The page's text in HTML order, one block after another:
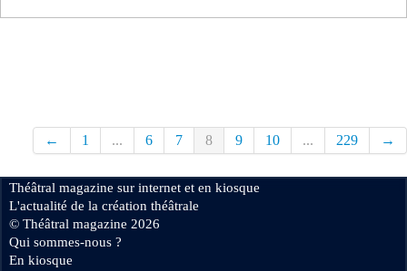
← 1 ... 6 7 8 9 10 ... 229 →
Théâtral magazine sur internet et en kiosque
L'actualité de la création théâtrale
© Théâtral magazine 2026
Qui sommes-nous ?
En kiosque